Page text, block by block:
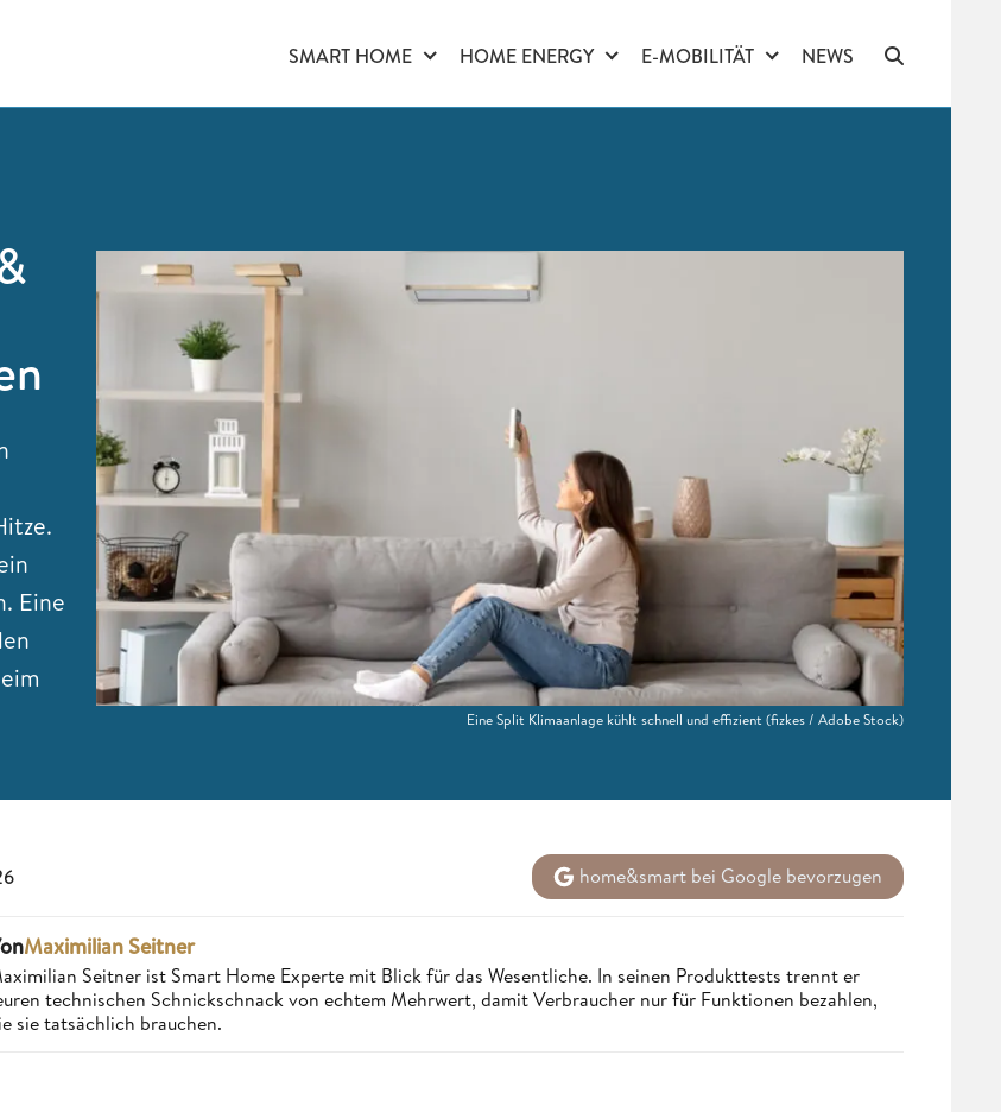
SMART HOME HOME ENERGY E-MOBILITÄT NEWS
Eine
Eine Split Klimaanlage kühlt schnell und effizient (fizkes / Adobe Stock)
home&smart bei Google bevorzugen
Maximilian Seitner
Seitner ist Smart Home Experte mit Blick für das Wesentliche. In seinen Produkttests trennt er
technischen Schnickschnack von echtem Mehrwert, damit Verbraucher nur für Funktionen bezahlen,
sie tatsächlich brauchen.